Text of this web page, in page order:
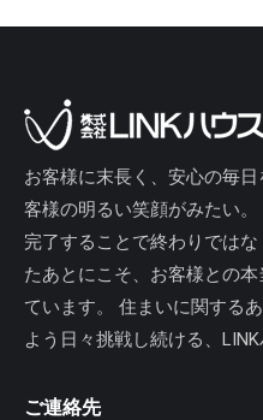
お客様に末長く、安心の毎
客様の明るい笑顔がみたい
完了することで終わりでは
たあとにこそ、お客様との
ています。 住まいに関する
よう日々挑戦し続ける、
ご連絡先